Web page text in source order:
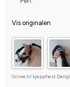
Vis originalen
Grime til kjepphest